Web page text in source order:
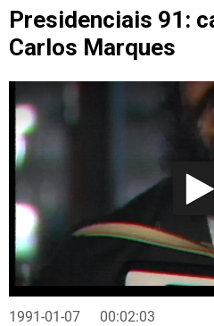
Presidenciais 91:
Carlos Marques
1991-01-07 00:02:03